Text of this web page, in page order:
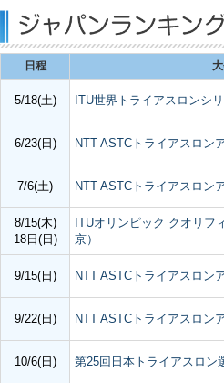
日程
5/18(土) ITU世界トライアスロンシ
6/23(日) NTT ASTCトライアスロン
7/6(土) NTT ASTCトライアスロン
8/15(木)
18日(日)
ITUオリンピック クオリフ
京）
9/15(日) NTT ASTCトライアスロン
9/22(日) NTT ASTCトライアスロン
10/6(日) 第25回日本トライアスロン